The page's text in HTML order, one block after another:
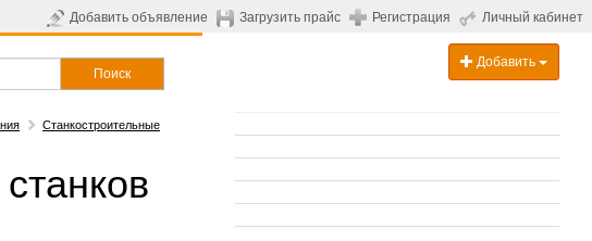
Добавить объявление Загрузить прайс Регистрация Личный кабинет
Поиск
Добавить
Станкостроительные